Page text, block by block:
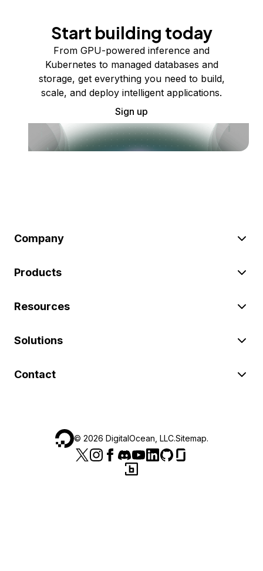
Start building today
From GPU-powered inference and
Kubernetes to managed databases and
storage, get everything you need to build,
scale, and deploy intelligent applications.
Sign up
Company
Products
Resources
Solutions
Contact
© 2026 DigitalOcean, LLC.Sitemap.